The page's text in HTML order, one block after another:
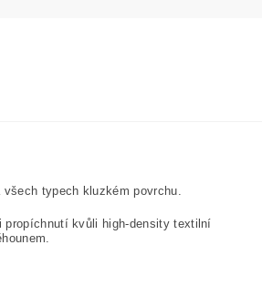
typech kluzkém povrchu.
kvůli high-density textilní